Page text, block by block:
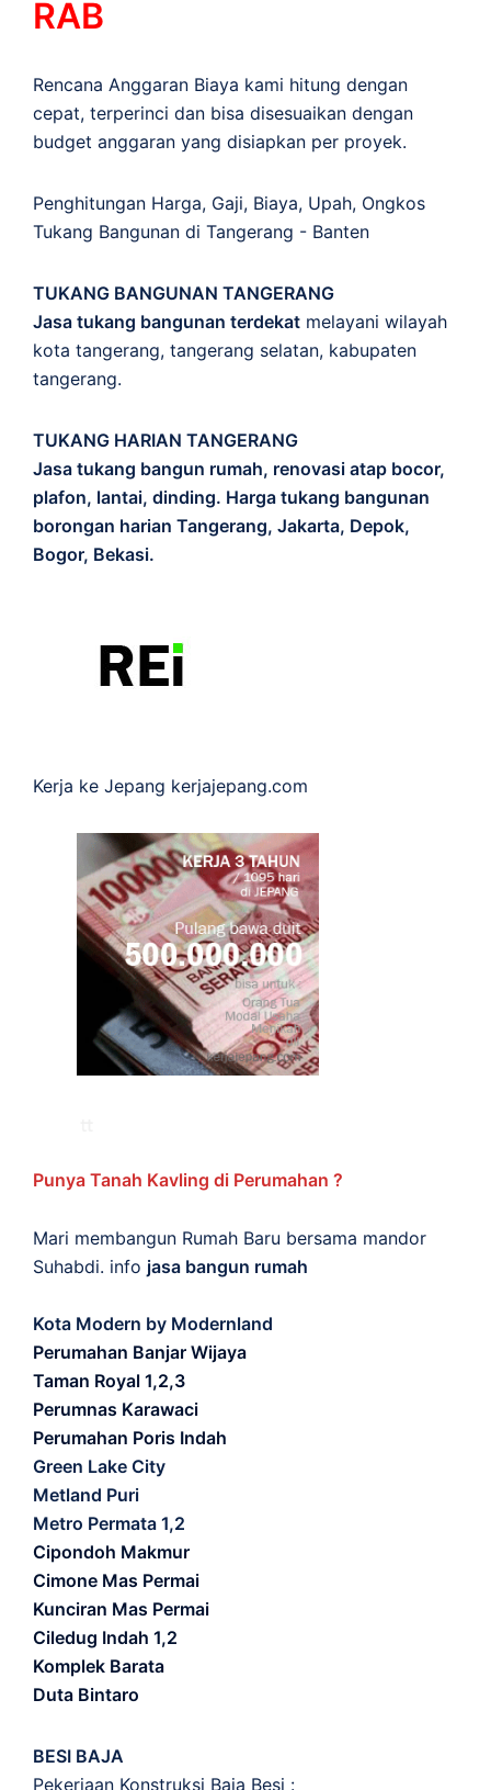
RAB
Rencana Anggaran Biaya kami hitung dengan
cepat, terperinci dan bisa disesuaikan dengan
budget anggaran yang disiapkan per proyek.
Penghitungan Harga, Gaji, Biaya, Upah, Ongkos
Tukang Bangunan di Tangerang - Banten
TUKANG BANGUNAN TANGERANG
Jasa tukang bangunan terdekat melayani wilayah
kota tangerang, tangerang selatan, kabupaten
tangerang.
TUKANG HARIAN TANGERANG
Jasa tukang bangun rumah, renovasi atap bocor,
plafon, lantai, dinding. Harga tukang bangunan
borongan harian Tangerang, Jakarta, Depok,
Bogor, Bekasi.
Kerja ke Jepang kerjajepang.com
Punya Tanah Kavling di Perumahan ?
Mari membangun Rumah Baru bersama mandor
Suhabdi. info jasa bangun rumah
Kota Modern by Modernland
Perumahan Banjar Wijaya
Taman Royal 1,2,3
Perumnas Karawaci
Perumahan Poris Indah
Green Lake City
Metland Puri
Metro Permata 1,2
Cipondoh Makmur
Cimone Mas Permai
Kunciran Mas Permai
Ciledug Indah 1,2
Komplek Barata
Duta Bintaro
BESI BAJA
Pekerjaan Konstruksi Baja Besi :